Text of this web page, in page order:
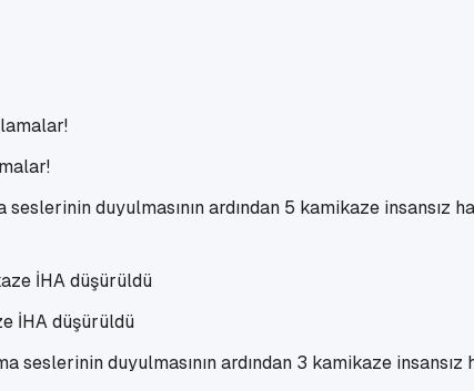
duyulmasının ardından 5 kamikaze
İHA düşürüldü
seslerinin duyulmasının ardından 3 kamikaze insansız